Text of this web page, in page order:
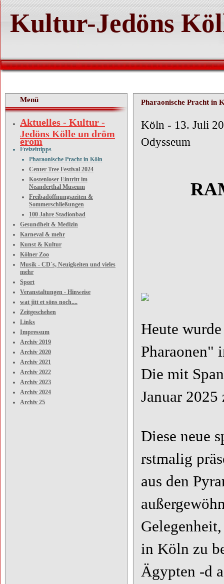
Kultur-Jedöns
Menü
Aktuelles - Kultur -
Jedöns Kölle un dröm
eröm
Freizeittipps
Pharaonische Pracht in Köln
Center Tree Festival 2024
Kostenloser Eintritt im
Neanderthal Museum
Freibadöffnungszeiten &
Sommerschließungen
100 Jahre Stadionbad
Gesundheit & Medizin
Karneval & mehr
Kunst & Kultur
Kölner Zoo
Musik - CD´s, Neuigkeiten und vieles
mehr
Sport
Veranstaltungen - Hinweise
wat jitt et söns noch....
Zeitgeschehen
Links
Impressum
Archiv 2019
Archiv 2020
Archiv 2021
Archiv 2022
Archiv 2023
Archiv 2024
Archiv 25
Pharaonische Pracht in
Köln
Odysseum
Heute
Pharaonen"
Die mit
Januar 2025
Diese neue
rstmalig
aus den
in Köln zu
Ägypten -d